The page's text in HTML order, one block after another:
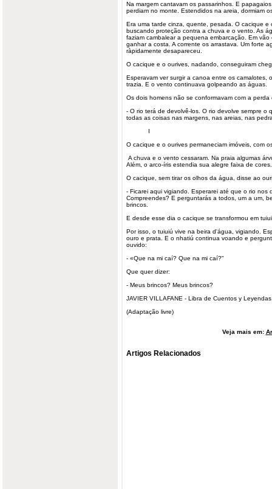
Na margem cantavam os passarinhos. E
perdiam no monte. Estendidos na areia, dormiam
Era uma tarde cinza, quente, pesada. O cacique e
buscando proteção contra a chuva e o vento. As
faziam cambalear a pequena embarcação. Em
ganhar a costa. A corrente os arrastava. Um forte
ràpidamente desapareceu.
O cacique e o ourives, nadando, conseguiram
Esperavam ver surgir a canoa entre os camalotes,
trazia. E o vento continuava golpeando as águas.
Os dois homens não se conformavam com a
- O rio terá de devolvê-los. O rio devolve sempre o
todas as coisas nas margens, nas areias, nas
I
O cacique e o ourives permaneciam imóveis, com
A chuva e o vento cessaram. Na praia algumas
Além, o arco-íris estendia sua alegre faixa de cores.
O cacique, sem tirar os olhos da água, disse ao
- Ficarei aqui vigiando. Esperarei até que o rio nos
Compreendes? E perguntarás a todos, um a um,
brincos.
E desde esse dia o cacique se transformou em
Por isso, o tuiuiú vive na beira d'água, vigiando.
ouro e prata. E o nhatiú continua voando e
ouvido:
- «Que na mi caí? Que na mi caí?"
Que quer dizer:
- Meus brincos? Meus brincos?
JAVIER VILLAFANE - Libra de Cuentos y
(Adaptação livre)
Veja mais em:
Artigos Relacionados